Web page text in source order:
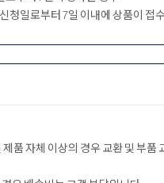
청일로부터 7일 이내에 상품이 접
제품 자체 이상의 경우 교환 및 부품